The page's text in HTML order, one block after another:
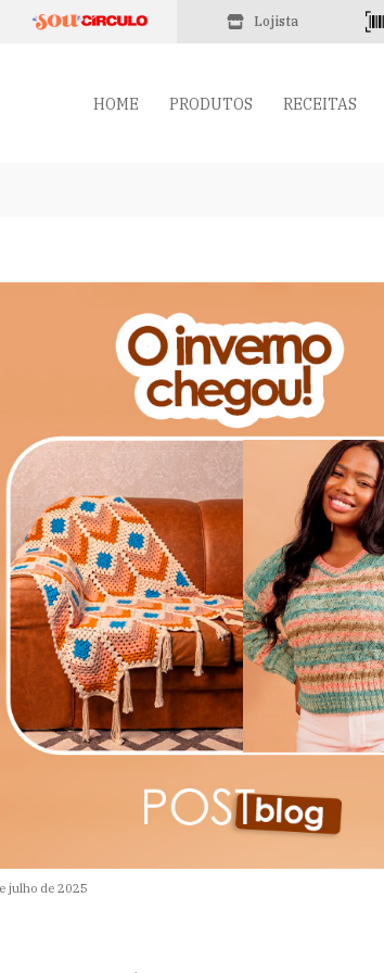
Lojista
HOME PRODUTOS RECEITAS
julho de 2025